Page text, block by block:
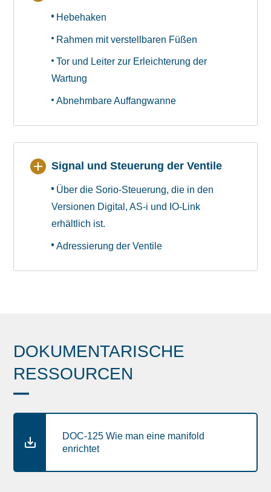
Hebehaken
Rahmen mit verstellbaren Füßen
Tor und Leiter zur Erleichterung der
Wartung
Abnehmbare Auffangwanne
Signal und Steuerung der Ventile
Über die Sorio-Steuerung, die in den
Versionen Digital, AS-i und IO-Link
erhältlich ist.
Adressierung der Ventile
DOKUMENTARISCHE
RESSOURCEN
DOC-125 Wie man eine manifold
enrichtet